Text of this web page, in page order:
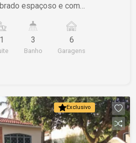
espaçoso e com
e com móveis planejados,
e ar condicionado. 03
internos e 01 externo.
lavanderia. 06 vagas de
cobertas. Entre em contato
uma visita para conhecer esse
1 3
Banho
6
Garagens
Exclusivo